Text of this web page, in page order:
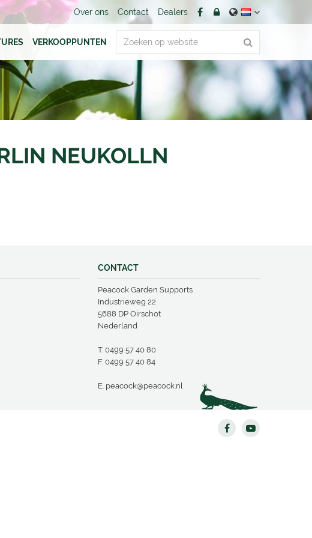
Over ons Contact Dealers
VERKOOPPUNTEN
NEUKOLLN
CONTACT
Peacock Garden Supports
Industrieweg 22
5688 DP Oirschot
Nederland
T. 0499 57 40 80
F. 0499 57 40 84
E. peacock@peacock.nl